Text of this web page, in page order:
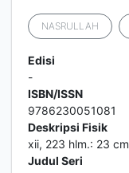
NASRULLAH
Edisi
-
ISBN/ISSN
9786230051081
Deskripsi Fisik
xii, 223 hlm.: 23 cm
Judul Seri